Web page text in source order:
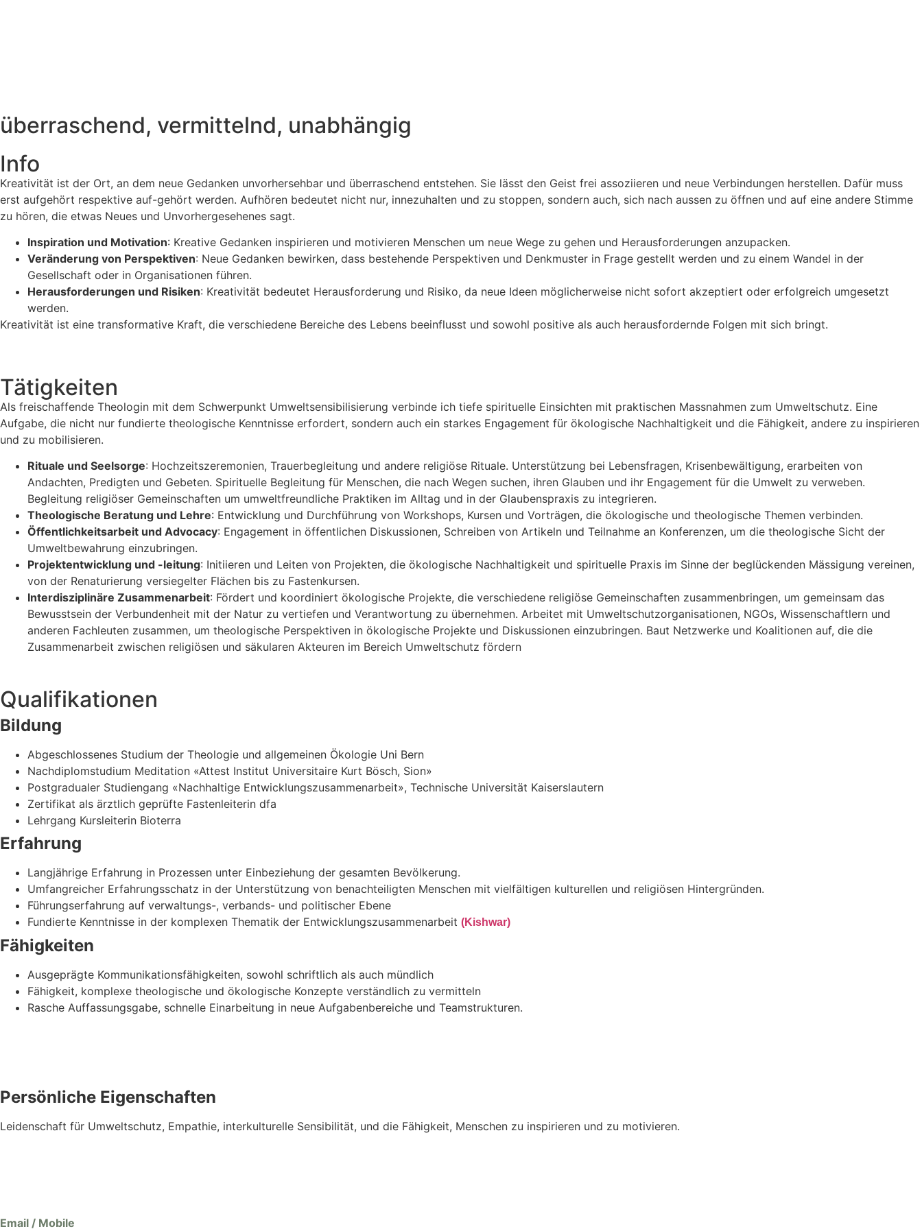
überraschend, vermittelnd, unabhängig
Info
Kreativität ist der Ort, an dem neue Gedanken unvorhersehbar und überraschend entstehen. Sie lässt den Geist frei assoziieren und neue Verbindungen herstellen. Dafür muss
erst aufgehört respektive auf-gehört werden. Aufhören bedeutet nicht nur, innezuhalten und zu stoppen, sondern auch, sich nach aussen zu öffnen und auf eine andere Stimme
zu hören, die etwas Neues und Unvorhergesehenes sagt.
Inspiration und Motivation: Kreative Gedanken inspirieren und motivieren Menschen um neue Wege zu gehen und Herausforderungen anzupacken.
Veränderung von Perspektiven: Neue Gedanken bewirken, dass bestehende Perspektiven und Denkmuster in Frage gestellt werden und zu einem Wandel in der
Gesellschaft oder in Organisationen führen.
Herausforderungen und Risiken: Kreativität bedeutet Herausforderung und Risiko, da neue Ideen möglicherweise nicht sofort akzeptiert oder erfolgreich umgesetzt
werden.
Kreativität ist eine transformative Kraft, die verschiedene Bereiche des Lebens beeinflusst und sowohl positive als auch herausfordernde Folgen mit sich bringt.
Tätigkeiten
Als freischaffende Theologin mit dem Schwerpunkt Umweltsensibilisierung verbinde ich tiefe spirituelle Einsichten mit praktischen Massnahmen zum Umweltschutz. Eine
Aufgabe, die nicht nur fundierte theologische Kenntnisse erfordert, sondern auch ein starkes Engagement für ökologische Nachhaltigkeit und die Fähigkeit, andere zu inspirieren
und zu mobilisieren.
Rituale und Seelsorge: Hochzeitszeremonien, Trauerbegleitung und andere religiöse Rituale. Unterstützung bei Lebensfragen, Krisenbewältigung, erarbeiten von
Andachten, Predigten und Gebeten. Spirituelle Begleitung für Menschen, die nach Wegen suchen, ihren Glauben und ihr Engagement für die Umwelt zu verweben.
Begleitung religiöser Gemeinschaften um umweltfreundliche Praktiken im Alltag und in der Glaubenspraxis zu integrieren.
Theologische Beratung und Lehre: Entwicklung und Durchführung von Workshops, Kursen und Vorträgen, die ökologische und theologische Themen verbinden.
Öffentlichkeitsarbeit und Advocacy: Engagement in öffentlichen Diskussionen, Schreiben von Artikeln und Teilnahme an Konferenzen, um die theologische Sicht der
Umweltbewahrung einzubringen.
Projektentwicklung und -leitung: Initiieren und Leiten von Projekten, die ökologische Nachhaltigkeit und spirituelle Praxis im Sinne der beglückenden Mässigung vereinen,
von der Renaturierung versiegelter Flächen bis zu Fastenkursen.
Interdisziplinäre Zusammenarbeit: Fördert und koordiniert ökologische Projekte, die verschiedene religiöse Gemeinschaften zusammenbringen, um gemeinsam das
Bewusstsein der Verbundenheit mit der Natur zu vertiefen und Verantwortung zu übernehmen. Arbeitet mit Umweltschutzorganisationen, NGOs, Wissenschaftlern und
anderen Fachleuten zusammen, um theologische Perspektiven in ökologische Projekte und Diskussionen einzubringen. Baut Netzwerke und Koalitionen auf, die die
Zusammenarbeit zwischen religiösen und säkularen Akteuren im Bereich Umweltschutz fördern
Qualifikationen
Bildung
Abgeschlossenes Studium der Theologie und allgemeinen Ökologie Uni Bern
Nachdiplomstudium Meditation «Attest Institut Universitaire Kurt Bösch, Sion»
Postgradualer Studiengang «Nachhaltige Entwicklungszusammenarbeit», Technische Universität Kaiserslautern
Zertifikat als ärztlich geprüfte Fastenleiterin dfa
Lehrgang Kursleiterin Bioterra
Erfahrung
Langjährige Erfahrung in Prozessen unter Einbeziehung der gesamten Bevölkerung.
Umfangreicher Erfahrungsschatz in der Unterstützung von benachteiligten Menschen mit vielfältigen kulturellen und religiösen Hintergründen.
Führungserfahrung auf verwaltungs-, verbands- und politischer Ebene
Fundierte Kenntnisse in der komplexen Thematik der Entwicklungszusammenarbeit (Kishwar)
Fähigkeiten
Ausgeprägte Kommunikationsfähigkeiten, sowohl schriftlich als auch mündlich
Fähigkeit, komplexe theologische und ökologische Konzepte verständlich zu vermitteln
Rasche Auffassungsgabe, schnelle Einarbeitung in neue Aufgabenbereiche und Teamstrukturen.
Persönliche Eigenschaften
Leidenschaft für Umweltschutz, Empathie, interkulturelle Sensibilität, und die Fähigkeit, Menschen zu inspirieren und zu motivieren.
Email / Mobile